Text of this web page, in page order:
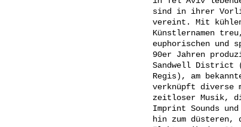
sind in ihrer
vereint. Mit
Künstlernamen
euphorischen und
90er Jahren
Sandwell District
Regis), am
verknüpft diverse
zeitloser Musik,
Imprint Sounds
hin zum düsteren,